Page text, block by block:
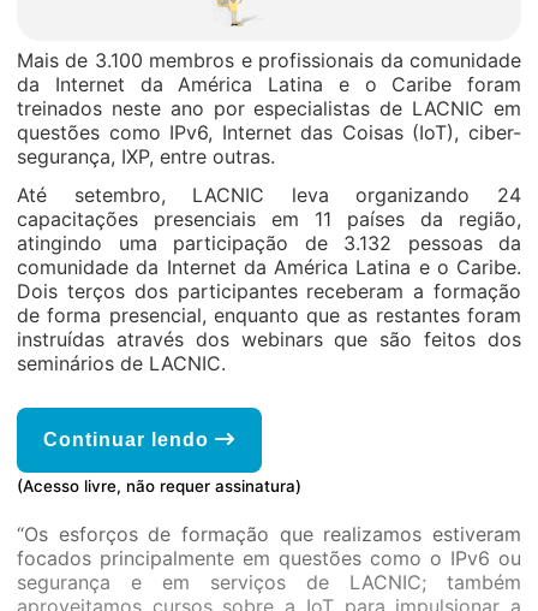
Mais de 3.100 membros e profissionais da comunidade
da Internet da América Latina e o Caribe foram
treinados neste ano por especialistas de LACNIC em
questões como IPv6, Internet das Coisas (IoT), ciber-
segurança, IXP, entre outras.
Até setembro, LACNIC leva organizando 24
capacitações presenciais em 11 países da região,
atingindo uma participação de 3.132 pessoas da
comunidade da Internet da América Latina e o Caribe.
Dois terços dos participantes receberam a formação
de forma presencial, enquanto que as restantes foram
instruídas através dos webinars que são feitos dos
seminários de LACNIC.
Continuar lendo
(Acesso livre, não requer assinatura)
“Os esforços de formação que realizamos estiveram
focados principalmente em questões como o IPv6 ou
segurança e em serviços de LACNIC; também
aproveitamos cursos sobre a IoT para impulsionar a